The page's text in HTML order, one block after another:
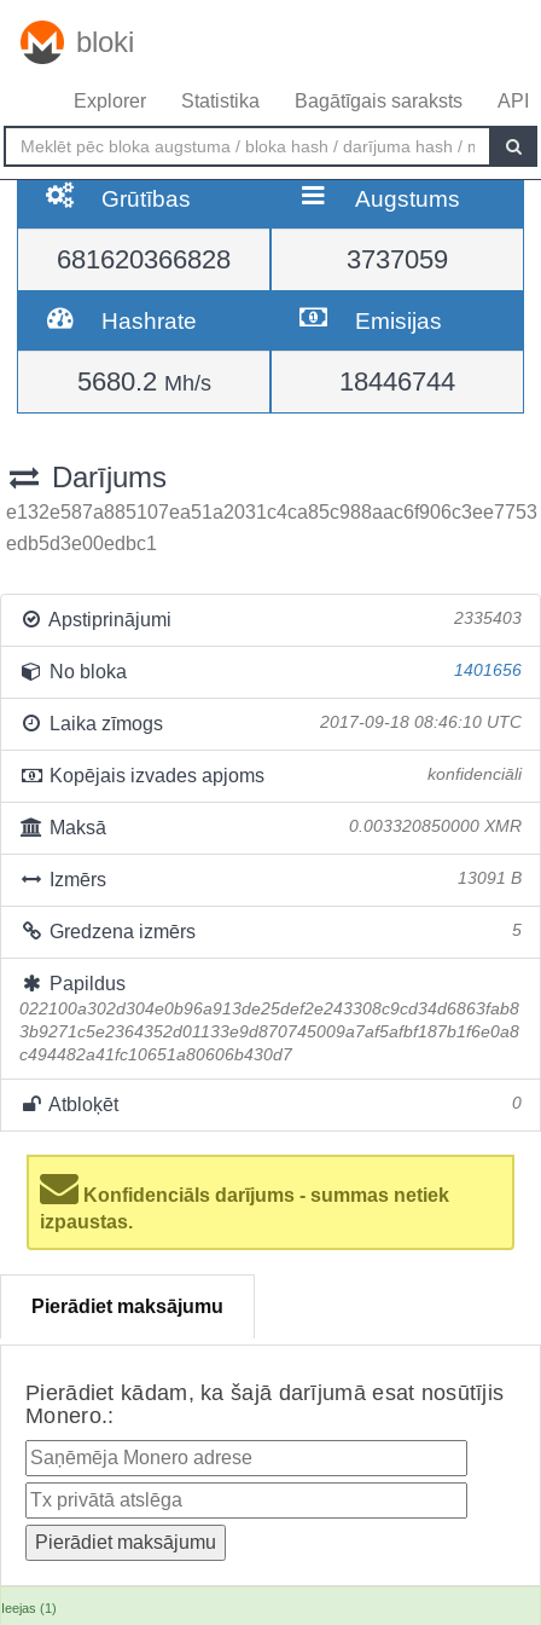
bloki
Explorer Statistika Bagātīgais saraksts API
Grūtības
681620366828
Augstums
3737059
Hashrate
5680.2 Mh/s
Emisijas
18446744
Darījums
e132e587a885107ea51a2031c4ca85c988aac6f906c3ee7753
edb5d3e00edbc1
Apstiprinājumi 2335403
No bloka 1401656
Laika zīmogs 2017-09-18 08:46:10 UTC
Kopējais izvades apjoms konfidenciāli
Maksā 0.003320850000 XMR
Izmērs 13091 B
Gredzena izmērs 5
Papildus
022100a302d304e0b96a913de25def2e243308c9cd34d6863fab8
3b9271c5e2364352d01133e9d870745009a7af5afbf187b1f6e0a8
c494482a41fc10651a80606b430d7
Atbloķēt 0
Konfidenciāls darījums - summas netiek
izpaustas.
Pierādiet maksājumu
Pierādiet kādam, ka šajā darījumā esat nosūtījis
Monero.:
Ieejas (1)